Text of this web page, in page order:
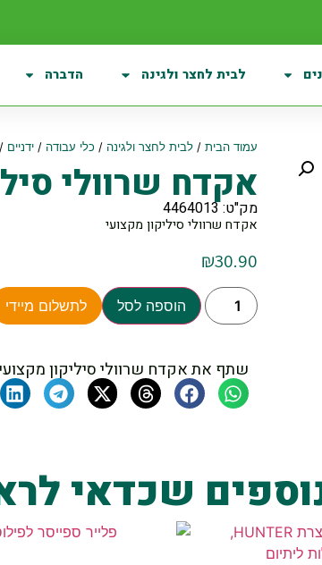
לבית לחצר ולגינה הדברה
עמוד הבית /לבית לחצר ולגינה / כלי עבודה /ידניים
אקדח שרוולי
מק"ט: 4464013
אקדח שרוולי סיליקון מקצועי
₪30.90
הוספה לסל לתשלום מיידי
שתף את אקדח שרוולי סיליקון
שכדאי